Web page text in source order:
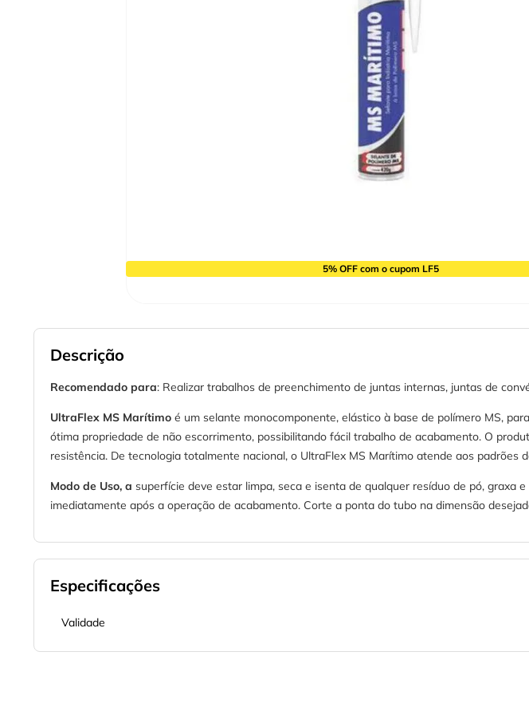
5% OFF com o cupom LF5
Descrição
Recomendado para: Realizar trabalhos de preenchimento de juntas internas, juntas de
UltraFlex MS Marítimo é um selante monocomponente, elástico à base de polímero MS,
ótima propriedade de não escorrimento, possibilitando fácil trabalho de acabamento. O
resistência. De tecnologia totalmente nacional, o UltraFlex MS Marítimo atende aos
Modo de Uso, a superfície deve estar limpa, seca e isenta de qualquer resíduo de pó,
imediatamente após a operação de acabamento. Corte a ponta do tubo na dimensão
Especificações
Validade